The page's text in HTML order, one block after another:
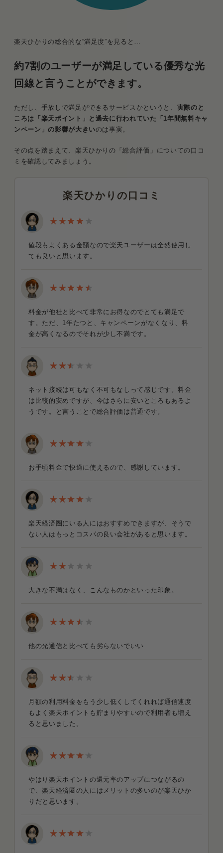
楽天ひかりの総合的な“満足度”を見ると…
約7割のユーザーが満足している優秀な光
回線と言うことができます。
ただし、手放しで満足ができるサービスかというと、 実際のと
ころは「楽天ポイント」と過去に行われていた「1年間無料キャ
ンペーン」の影響が大きいのは事実。
その点を踏まえて、楽天ひかりの「総合評価」についての口コ
ミを確認してみましょう。
楽天ひかりの口コミ
値段もよくある金額なので楽天ユーザーは全然使用し
ても良いと思います。
料金が他社と比べて非常にお得なのでとても満足で
す。ただ、1年たつと、キャンペーンがなくなり、料
金が高くなるのでそれが少し不満です。
ネット接続は可もなく不可もなしって感じです。料金
は比較的安めですが、今はさらに安いところもあるよ
うです。と言うことで総合評価は普通です。
お手頃料金で快適に使えるので、感謝しています。
楽天経済圏にいる人にはおすすめできますが、そうで
ない人はもっとコスパの良い会社があると思います。
大きな不満はなく、こんなものかといった印象。
他の光通信と比べても劣らないでいい
月額の利用料金をもう少し低くしてくれれば通信速度
もよく楽天ポイントも貯まりやすいので利用者も増え
ると思いました。
やはり楽天ポイントの還元率のアップにつながるの
で、楽天経済圏の人にはメリットの多いのが楽天ひか
りだと思います。